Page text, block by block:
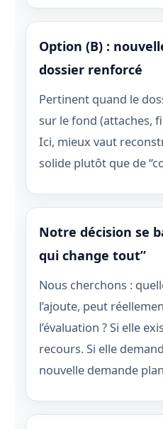
Option (B) :
dossier renforcé
Pertinent quand le
sur le fond (attaches,
Ici, mieux vaut
solide plutôt que de
Notre décision se
qui change tout”
Nous cherchons :
l’ajoute, peut
l’évaluation ? Si elle
recours. Si elle
nouvelle demande